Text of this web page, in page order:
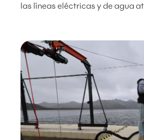
las líneas eléctricas y de agua